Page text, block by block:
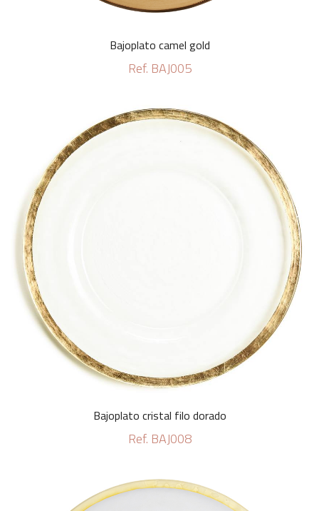
Bajoplato camel gold
Ref. BAJ005
Bajoplato cristal filo dorado
Ref. BAJ008